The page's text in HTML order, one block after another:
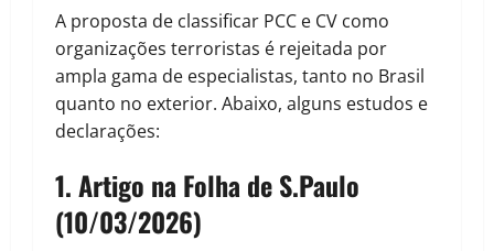
A proposta de classificar PCC e CV como
organizações terroristas é rejeitada por
ampla gama de especialistas, tanto no Brasil
quanto no exterior. Abaixo, alguns estudos e
declarações:
1.Artigo na Folha de S.Paulo
(10/03/2026)